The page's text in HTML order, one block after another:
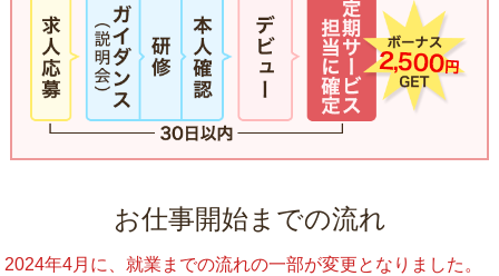
お仕事開始までの流れ
2024年4月に、就業までの流れの一部が変更となりました。